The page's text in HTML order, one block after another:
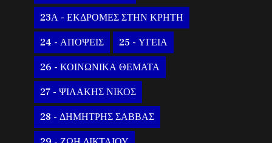
23Α - ΕΚΔΡΟΜΕΣ ΣΤΗΝ ΚΡΗΤΗ
24 - ΑΠΟΨΕΙΣ 25 - ΥΓΕΙΑ
26 - ΚΟΙΝΩΝΙΚΑ ΘΕΜΑΤΑ
27 - ΨΙΛΑΚΗΣ ΝΙΚΟΣ
28 - ΔΗΜΗΤΡΗΣ ΣΑΒΒΑΣ